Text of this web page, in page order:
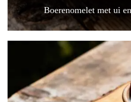
Boerenomelet met ui